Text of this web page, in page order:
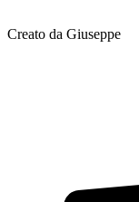
Creato da Giuseppe